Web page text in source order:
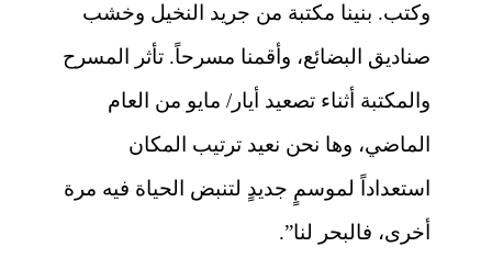
وكتب. بنينا مكتبة من جريد النخيل وخشب
صناديق البضائع، وأقمنا مسرحاً. تأثر المسرح
والمكتبة أثناء تصعيد أيار/ مايو من العام
الماضي، وها نحن نعيد ترتيب المكان
استعداداً لموسمٍ جديدٍ لتنبض الحياة فيه مرة
أخرى، فالبحر لنا”.